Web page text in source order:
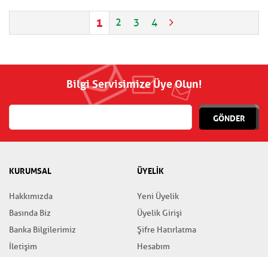
1 2 3 4
Bilgi Servisimize Üye Olun!
GÖNDER
KURUMSAL
Hakkımızda
Basında Biz
Banka Bilgilerimiz
İletişim
ÜYELİK
Yeni Üyelik
Üyelik Girişi
Şifre Hatırlatma
Hesabım